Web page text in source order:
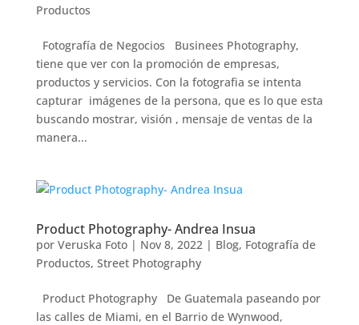
Productos
Fotografía de Negocios Businees Photography,
tiene que ver con la promoción de empresas,
productos y servicios. Con la fotografia se intenta
capturar imágenes de la persona, que es lo que esta
buscando mostrar, visión , mensaje de ventas de la
manera...
Product Photography- Andrea Insua
por Veruska Foto| Nov 8, 2022| Blog, Fotografía de
Productos, Street Photography
Product Photography De Guatemala paseando por
las calles de Miami, en el Barrio de Wynwood,